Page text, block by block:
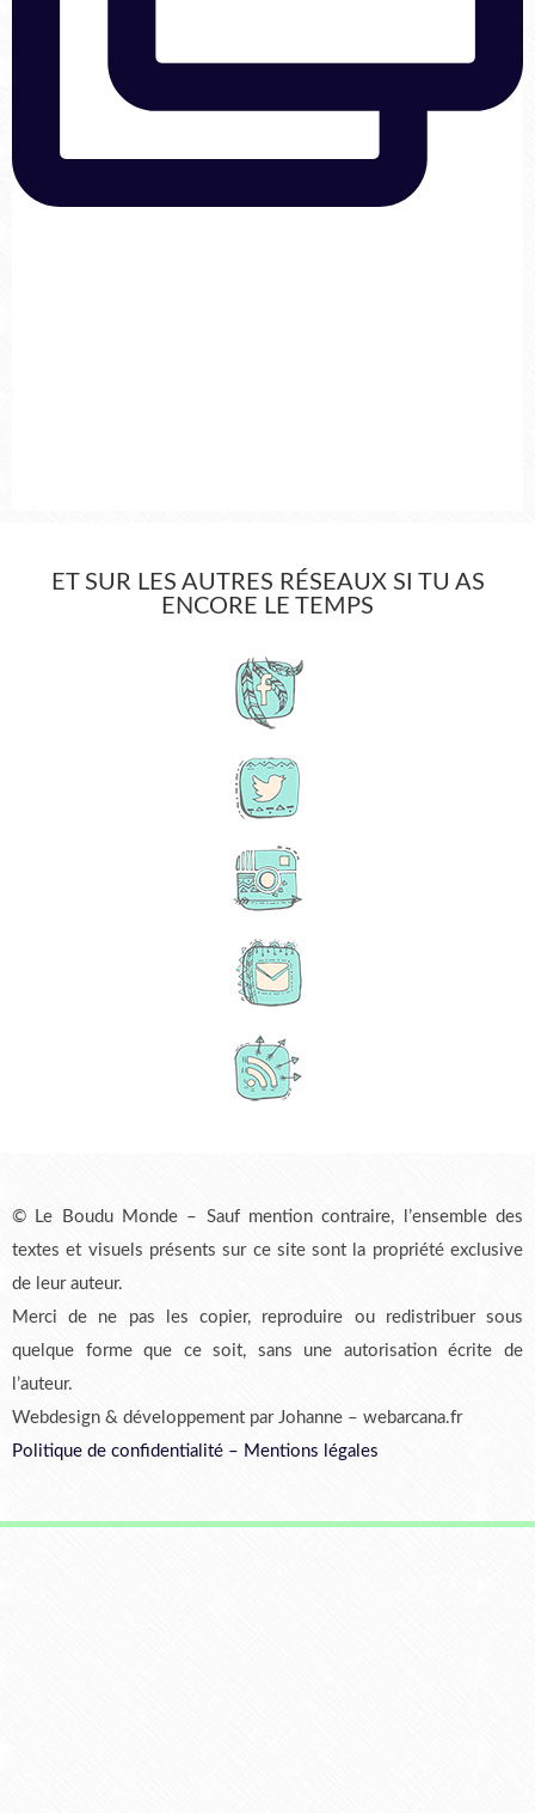
ET SUR LES AUTRES RÉSEAUX SI TU AS
ENCORE LE TEMPS
© Le Boudu Monde – Sauf mention contraire, l’ensemble des
textes et visuels présents sur ce site sont la propriété exclusive
de leur auteur.
Merci de ne pas les copier, reproduire ou redistribuer sous
quelque forme que ce soit, sans une autorisation écrite de
l’auteur.
Webdesign & développement par Johanne – webarcana.fr
Politique de confidentialité – Mentions légales